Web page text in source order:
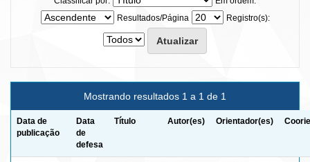
Resultados/Página
Registro(s):
Mostrando resultados 1 a 1 de 1
Data de
publicação
Data
de
defesa
Título Autor(es) Orientador(es)